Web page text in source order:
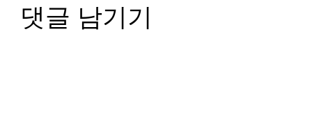
댓글 남기기